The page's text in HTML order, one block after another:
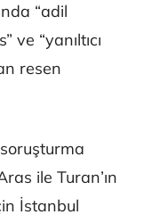
“adil
ve “yanıltıcı
resen
ile Turan’ın
İstanbul